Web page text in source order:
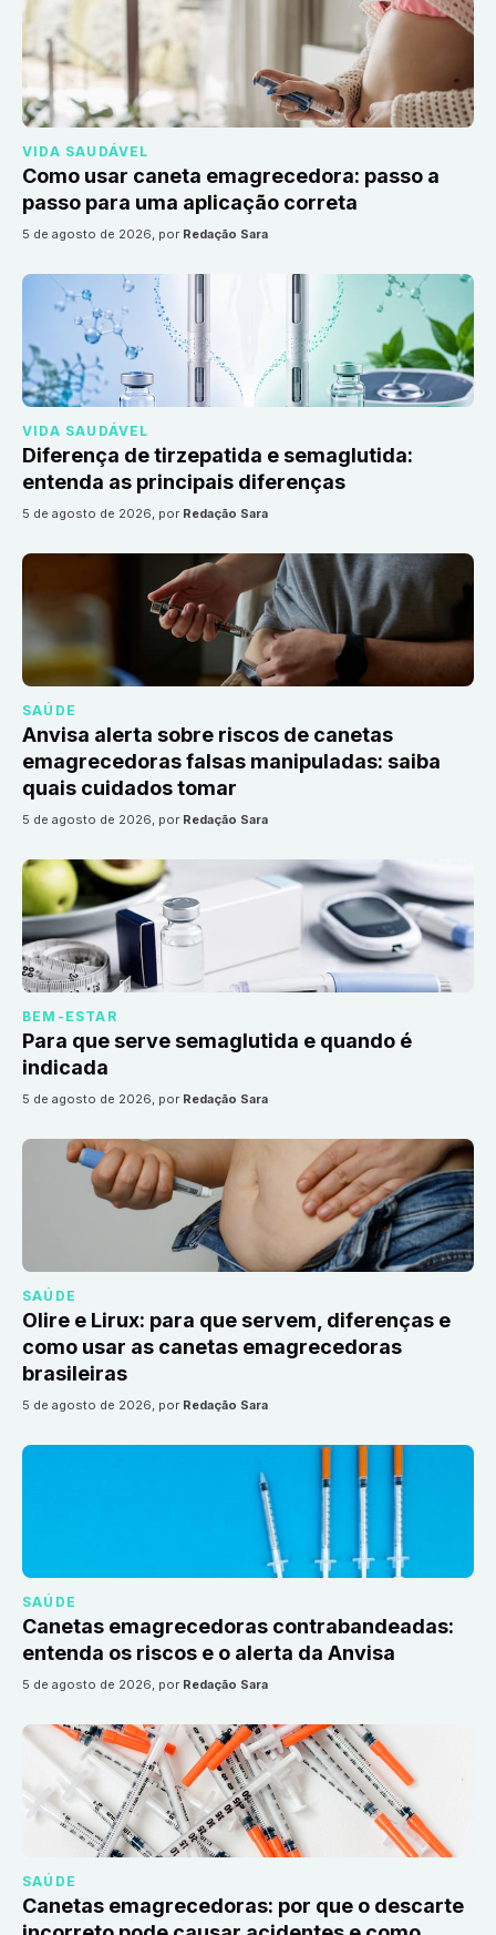
VIDA SAUDÁVEL
Como usar caneta emagrecedora: passo a
passo para uma aplicação correta
5 de agosto de 2026, por Redação Sara
VIDA SAUDÁVEL
Diferença de tirzepatida e semaglutida:
entenda as principais diferenças
5 de agosto de 2026, por Redação Sara
SAÚDE
Anvisa alerta sobre riscos de canetas
emagrecedoras falsas manipuladas: saiba
quais cuidados tomar
5 de agosto de 2026, por Redação Sara
BEM-ESTAR
Para que serve semaglutida e quando é
indicada
5 de agosto de 2026, por Redação Sara
SAÚDE
Olire e Lirux: para que servem, diferenças e
como usar as canetas emagrecedoras
brasileiras
5 de agosto de 2026, por Redação Sara
SAÚDE
Canetas emagrecedoras contrabandeadas:
entenda os riscos e o alerta da Anvisa
5 de agosto de 2026, por Redação Sara
SAÚDE
Canetas emagrecedoras: por que o descarte